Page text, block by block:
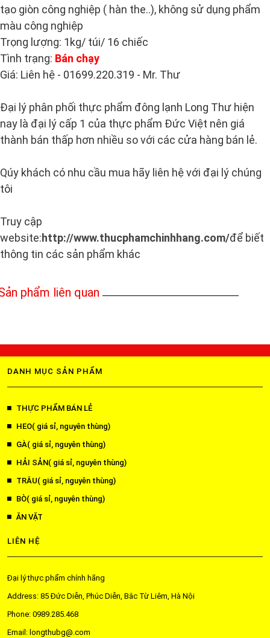
tạo giòn công nghiệp ( hàn the..), không sử dụng phẩm
màu công nghiệp
Trọng lượng: 1kg/ túi/ 16 chiếc
Tình trạng: Bán chạy
Giá: Liên hệ - 01699.220.319 - Mr. Thư
Đại lý phân phối thực phẩm đông lạnh Long Thư hiện
nay là đại lý cấp 1 của thực phẩm Đức Việt nên giá
thành bán thấp hơn nhiều so với các cửa hàng bán lẻ.
Qúy khách có nhu cầu mua hãy liên hệ với đại lý chúng
tôi
Truy cập
website:http://www.thucphamchinhhang.com/để biết
thông tin các sản phẩm khác
phẩm liên quan
DANH MỤC SẢN PHẨM
THỰC PHẨM BÁN LẺ
HEO( giá sỉ, nguyên thùng)
GÀ( giá sỉ, nguyên thùng)
HẢI SẢN( giá sỉ, nguyên thùng)
TRÂU( giá sỉ, nguyên thùng)
BÒ( giá sỉ, nguyên thùng)
ĂN VẶT
LIÊN HỆ
Đại lý thực phẩm chính hãng
Address: 85 Đức Diễn, Phúc Diễn, Bắc Từ Liêm, Hà Nội
Phone: 0989.285.468
Email: longthubg@.com